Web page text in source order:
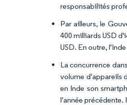
responsabilités
Par ailleurs, le
400 milliards USD
USD. En outre,
La concurrence
volume d'appareils
en Inde son
l'année précédente.